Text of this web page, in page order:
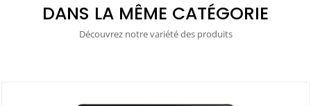
DANS LA MÊME CATÉGORIE
Découvrez notre variété des produits